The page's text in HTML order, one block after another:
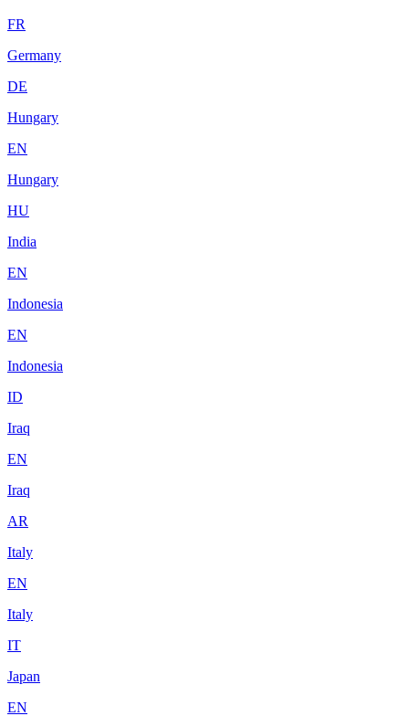
FR
Germany
DE
Hungary
EN
Hungary
HU
India
EN
Indonesia
EN
Indonesia
ID
Iraq
EN
Iraq
AR
Italy
EN
Italy
IT
Japan
EN